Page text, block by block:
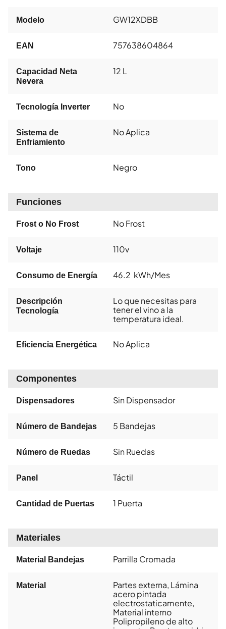
Modelo GW12XDBB
EAN 757638604864
Capacidad Neta
Nevera
12 L
Tecnología Inverter No
Sistema de
Enfriamiento
No Aplica
Tono Negro
Funciones
Frost o No Frost No Frost
Voltaje 110v
Consumo de Energía 46.2 kWh/Mes
Descripción
Tecnología
Lo que necesitas para
tener el vino a la
temperatura ideal.
Eficiencia Energética No Aplica
Componentes
Dispensadores Sin Dispensador
Número de Bandejas 5 Bandejas
Número de Ruedas Sin Ruedas
Panel Táctil
Cantidad de Puertas 1 Puerta
Materiales
Material Bandejas Parrilla Cromada
Material
Partes externa, Lámina
acero pintada
electrostaticamente,
Material interno
Polipropileno de alto